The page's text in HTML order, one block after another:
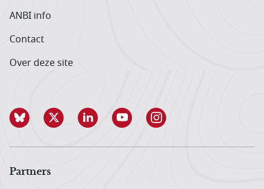
ANBI info
Contact
Over deze site
Partners